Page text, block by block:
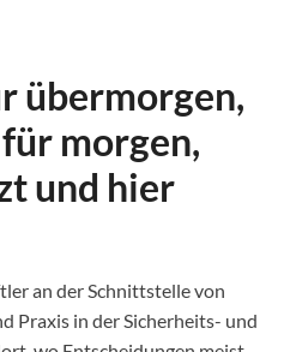
übermorgen,
morgen,
und hier
an der Schnittstelle von
Praxis in der Sicherheits- und